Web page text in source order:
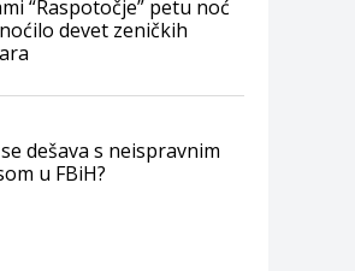
“Raspotočje” petu noć
devet zeničkih
dešava s neispravnim
u FBiH?